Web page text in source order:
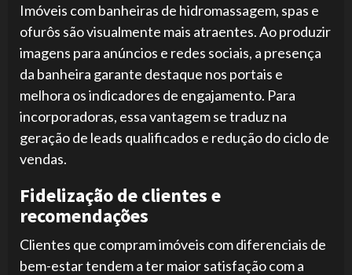
Imóveis com banheiras de hidromassagem, spas e
ofurôs são visualmente mais atraentes. Ao produzir
imagens para anúncios e redes sociais, a presença
da banheira garante destaque nos portais e
melhora os indicadores de engajamento. Para
incorporadoras, essa vantagem se traduz na
geração de leads qualificados e redução do ciclo de
vendas.
Fidelização de clientes e
recomendações
Clientes que compram imóveis com diferenciais de
bem-estar tendem a ter maior satisfação com a